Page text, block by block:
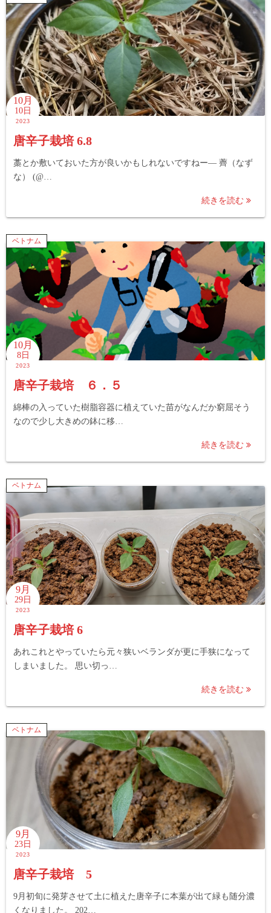
10月
10日
2023
唐辛子栽培 6.8
藁とか敷いておいた方が良いかもしれないですねー— 薺（なず
な） (@…
続きを読む
ベトナム
10月
8日
2023
唐辛子栽培 ６．５
綿棒の入っていた樹脂容器に植えていた苗がなんだか窮屈そう
なので少し大きめの鉢に移…
続きを読む
ベトナム
9月
29日
2023
唐辛子栽培 6
あれこれとやっていたら元々狭いベランダが更に手狭になって
しまいました。 思い切っ…
続きを読む
ベトナム
9月
23日
2023
唐辛子栽培 5
9月初旬に発芽させて土に植えた唐辛子に本葉が出て緑も随分濃
くなりました。 202…